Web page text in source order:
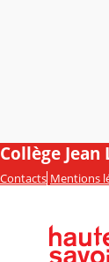
Collège Jean
Contacts Mentions